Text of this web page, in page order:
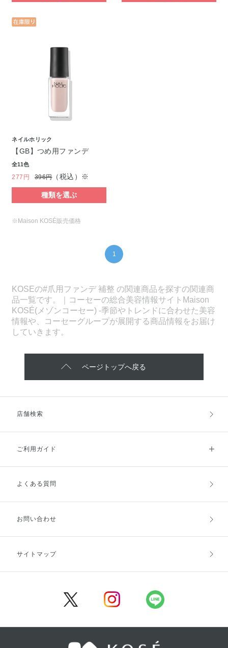
ネイルホリック
【GB】つめ用ファンデ
全11色
277円 396円（税込）※
種類を選ぶ
※Maison KOSÉ販売価格
1
KOSEの#爪用ファンデ 補整 の関連商品を探すの関連商
品一覧です。｜コーセーの総合美容情報サイトMaison
KOSÉ(メゾンコーセー) -季節やトレンドに合わせた美容
情報や、コーセーグループが展開する商品情報をお届け
していきます。
ページトップへ戻る
店舗検索
ご利用ガイド
ご利用ガイドトップ
お支払方法
キャンセル・返品・交換
よくある質問
お問い合わせ
サイトマップ